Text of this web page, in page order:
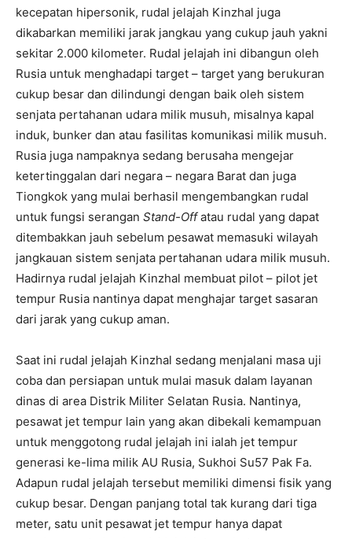
kecepatan hipersonik, rudal jelajah Kinzhal juga
dikabarkan memiliki jarak jangkau yang cukup jauh yakni
sekitar 2.000 kilometer. Rudal jelajah ini dibangun oleh
Rusia untuk menghadapi target – target yang berukuran
cukup besar dan dilindungi dengan baik oleh sistem
senjata pertahanan udara milik musuh, misalnya kapal
induk, bunker dan atau fasilitas komunikasi milik musuh.
Rusia juga nampaknya sedang berusaha mengejar
ketertinggalan dari negara – negara Barat dan juga
Tiongkok yang mulai berhasil mengembangkan rudal
untuk fungsi serangan Stand-Offatau rudal yang dapat
ditembakkan jauh sebelum pesawat memasuki wilayah
jangkauan sistem senjata pertahanan udara milik musuh.
Hadirnya rudal jelajah Kinzhal membuat pilot – pilot jet
tempur Rusia nantinya dapat menghajar target sasaran
dari jarak yang cukup aman.
Saat ini rudal jelajah Kinzhal sedang menjalani masa uji
coba dan persiapan untuk mulai masuk dalam layanan
dinas di area Distrik Militer Selatan Rusia. Nantinya,
pesawat jet tempur lain yang akan dibekali kemampuan
untuk menggotong rudal jelajah ini ialah jet tempur
generasi ke-lima milik AU Rusia, Sukhoi Su57 Pak Fa.
Adapun rudal jelajah tersebut memiliki dimensi fisik yang
cukup besar. Dengan panjang total tak kurang dari tiga
meter, satu unit pesawat jet tempur hanya dapat